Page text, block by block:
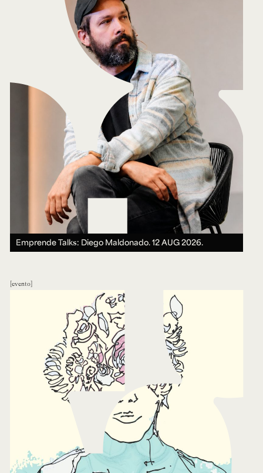
Emprende Talks: Diego Maldonado.12 AUG 2026.
evento